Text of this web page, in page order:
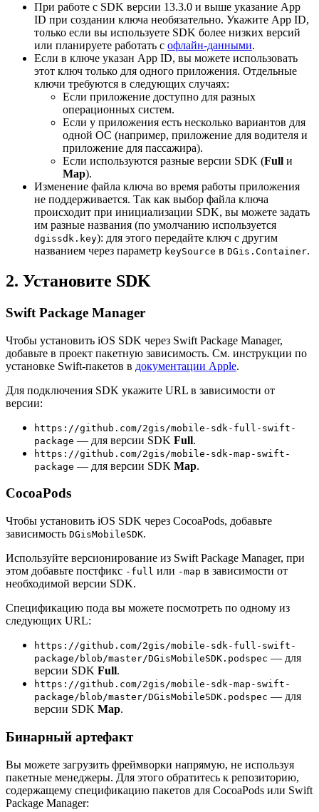
При работе с SDK версии 13.3.0 и выше указание App
ID при создании ключа необязательно. Укажите App ID,
только если вы используете SDK более низких версий
или планируете работать с офлайн-данными.
Если в ключе указан App ID, вы можете использовать
этот ключ только для одного приложения. Отдельные
ключи требуются в следующих случаях:
Если приложение доступно для разных
операционных систем.
Если у приложения есть несколько вариантов для
одной ОС (например, приложение для водителя и
приложение для пассажира).
Если используются разные версии SDK (Full и
Map).
Изменение файла ключа во время работы приложения
не поддерживается. Так как выбор файла ключа
происходит при инициализации SDK, вы можете задать
им разные названия (по умолчанию используется
dgissdk.key): для этого передайте ключ с другим
названием через параметр keySource в DGis.Container.
2. Установите SDK
Swift Package Manager
Чтобы установить iOS SDK через Swift Package Manager,
добавьте в проект пакетную зависимость. См. инструкции по
установке Swift-пакетов в документации Apple.
Для подключения SDK укажите URL в зависимости от
версии:
https://github.com/2gis/mobile-sdk-full-swift-
package — для версии SDK Full.
https://github.com/2gis/mobile-sdk-map-swift-
package — для версии SDK Map.
CocoaPods
Чтобы установить iOS SDK через CocoaPods, добавьте
зависимость DGisMobileSDK.
Используйте версионирование из Swift Package Manager, при
этом добавьте постфикс -full или -map в зависимости от
необходимой версии SDK.
Спецификацию пода вы можете посмотреть по одному из
следующих URL:
https://github.com/2gis/mobile-sdk-full-swift-
package/blob/master/DGisMobileSDK.podspec — для
версии SDK Full.
https://github.com/2gis/mobile-sdk-map-swift-
package/blob/master/DGisMobileSDK.podspec — для
версии SDK Map.
Бинарный артефакт
Вы можете загрузить фреймворки напрямую, не используя
пакетные менеджеры. Для этого обратитесь к репозиторию,
содержащему спецификацию пакетов для CocoaPods или Swift
Package Manager: